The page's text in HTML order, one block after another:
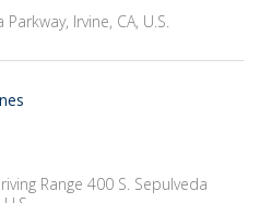
Irvine, CA, U.S.
Range 400 S. Sepulveda